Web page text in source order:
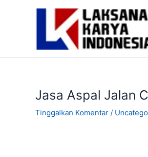
Jasa Aspal Jalan
Tinggalkan Komentar /